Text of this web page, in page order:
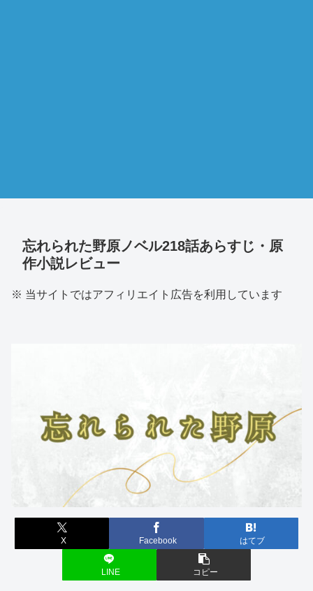
忘れられた野原ノベル218話あらすじ・原
作小説レビュー
※ 当サイトではアフィリエイト広告を利用しています
X Facebook はてブ
LINE コピー